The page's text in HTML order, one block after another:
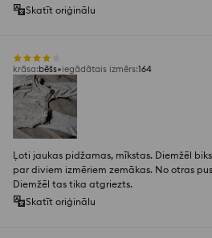
Skatīt oriģinālu
krāsa:bēšs iegādātais izmērs:164
Ļoti jaukas pidžamas, mīkstas. Diemžēl
par diviem izmēriem zemākas. No otras
Diemžēl tas tika atgriezts.
Skatīt oriģinālu